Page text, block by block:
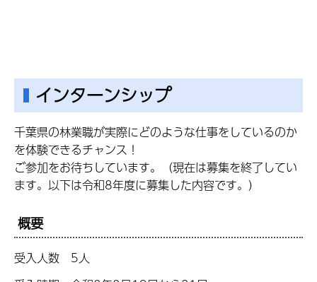
インターンシップ
千葉県の林業職が実際にどのような仕事をしているのか
を体験できるチャンス！
ご参加をお待ちしています。（現在は募集を終了してい
ます。以下は令和8年度に募集した内容です。）
概要
受入人数 5人